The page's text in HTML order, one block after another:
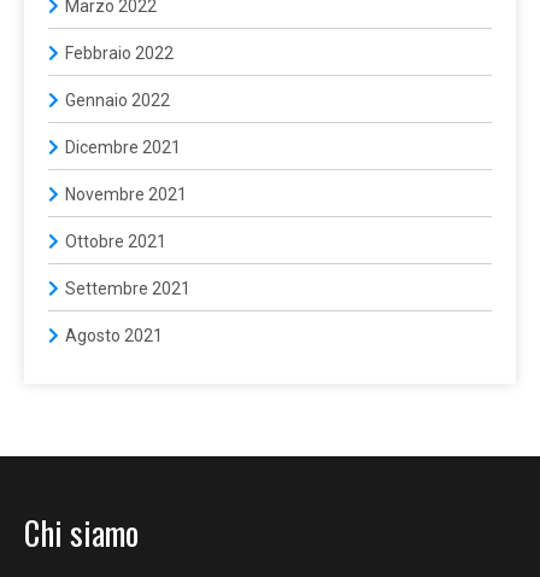
Marzo 2022
Febbraio 2022
Gennaio 2022
Dicembre 2021
Novembre 2021
Ottobre 2021
Settembre 2021
Agosto 2021
Chi siamo